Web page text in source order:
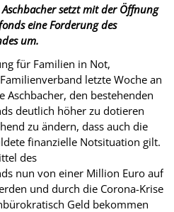
setzt mit der Öffnung
eine Forderung des
um.
für Familien in Not,
letzte Woche an
den bestehenden
deutlich höher zu dotieren
zu ändern, dass auch die
finanzielle Notsituation gilt.
des
nun von einer Million Euro auf
und durch die Corona-Krise
Geld bekommen